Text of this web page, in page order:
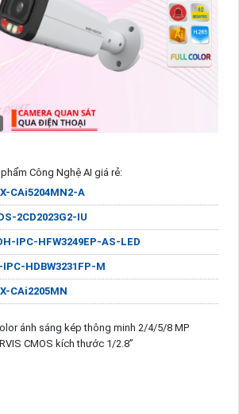
Công Nghệ AI giá rẻ:
CAi5204MN2-A
2CD2023G2-IU
IPC-HFW3249EP-AS-LED
HDBW3231FP-M
CAi2205MN
ánh sáng kép thông minh 2/4/5/8 MP
CMOS kích thước 1/2.8”